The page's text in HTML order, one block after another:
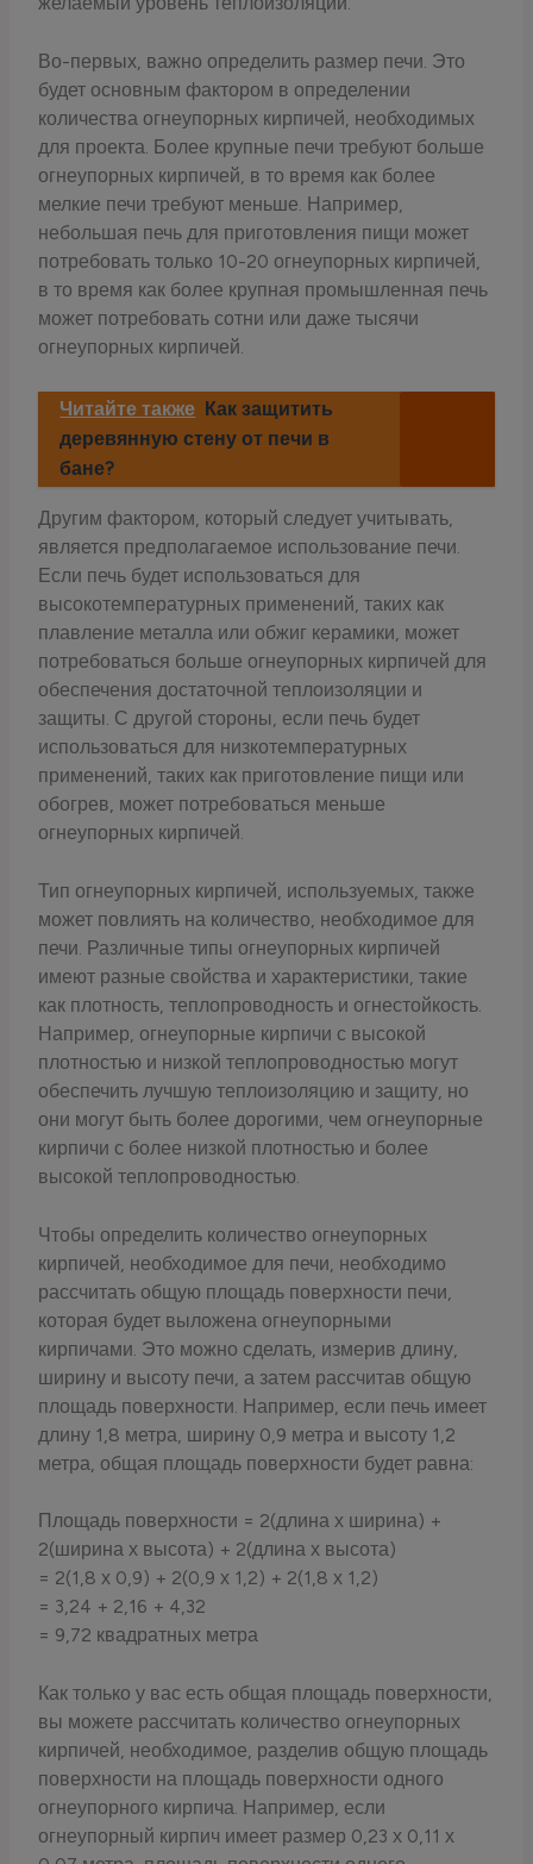
Во-первых, важно определить размер печи. Это
будет основным фактором в определении
количества огнеупорных кирпичей, необходимых
для проекта. Более крупные печи требуют больше
огнеупорных кирпичей, в то время как более
мелкие печи требуют меньше. Например,
небольшая печь для приготовления пищи может
потребовать только 10-20 огнеупорных кирпичей,
в то время как более крупная промышленная печь
может потребовать сотни или даже тысячи
огнеупорных кирпичей.
Читайте также Как защитить
деревянную стену от печи в
бане?
Другим фактором, который следует учитывать,
является предполагаемое использование печи.
Если печь будет использоваться для
высокотемпературных применений, таких как
плавление металла или обжиг керамики, может
потребоваться больше огнеупорных кирпичей для
обеспечения достаточной теплоизоляции и
защиты. С другой стороны, если печь будет
использоваться для низкотемпературных
применений, таких как приготовление пищи или
обогрев, может потребоваться меньше
огнеупорных кирпичей.
Тип огнеупорных кирпичей, используемых, также
может повлиять на количество, необходимое для
печи. Различные типы огнеупорных кирпичей
имеют разные свойства и характеристики, такие
как плотность, теплопроводность и огнестойкость.
Например, огнеупорные кирпичи с высокой
плотностью и низкой теплопроводностью могут
обеспечить лучшую теплоизоляцию и защиту, но
они могут быть более дорогими, чем огнеупорные
кирпичи с более низкой плотностью и более
высокой теплопроводностью.
Чтобы определить количество огнеупорных
кирпичей, необходимое для печи, необходимо
рассчитать общую площадь поверхности печи,
которая будет выложена огнеупорными
кирпичами. Это можно сделать, измерив длину,
ширину и высоту печи, а затем рассчитав общую
площадь поверхности. Например, если печь имеет
длину 1,8 метра, ширину 0,9 метра и высоту 1,2
метра, общая площадь поверхности будет равна:
Площадь поверхности = 2(длина х ширина) +
2(ширина х высота) + 2(длина х высота)
= 2(1,8 х 0,9) + 2(0,9 х 1,2) + 2(1,8 х 1,2)
= 3,24 + 2,16 + 4,32
= 9,72 квадратных метра
Как только у вас есть общая площадь поверхности,
вы можете рассчитать количество огнеупорных
кирпичей, необходимое, разделив общую площадь
поверхности на площадь поверхности одного
огнеупорного кирпича. Например, если
огнеупорный кирпич имеет размер 0,23 х 0,11 х